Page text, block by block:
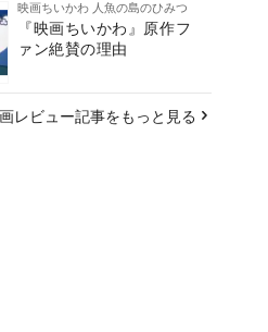
映画ちいかわ 人魚の島のひみつ
『映画ちいかわ』原作フ
ァン絶賛の理由
レビュー記事をもっと見る